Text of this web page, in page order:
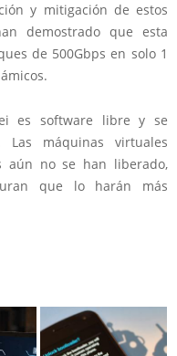
y mitigación de estos
demostrado que esta
de 500Gbps en solo 1
es software libre y se
máquinas virtuales
aún no se han liberado,
que lo harán más